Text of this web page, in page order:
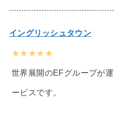
イングリッシュタウン
★★★★★
世界展開のEFグループが
ービスです。